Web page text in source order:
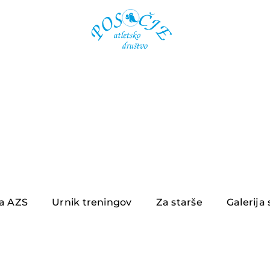
AZS Urnik treningov Za starše Galerija